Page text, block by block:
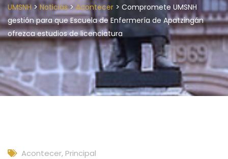
UMSNH> Noticias>Acontecer > Compromete UMSNH
gestión para que Escuela de Enfermería de Apatzingán
ofrezca estudios de licenciatura
Acontecer, Principal